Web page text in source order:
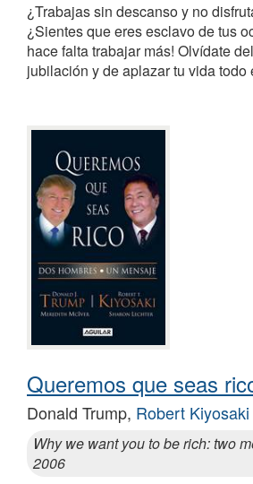
¿Trabajas sin descanso y no
¿Sientes que eres esclavo de tus
hace falta trabajar más! Olvídate
jubilación y de aplazar tu vida todo
Queremos que seas
Donald Trump, Robert Kiyosaki
Why we want you to be rich: two
2006